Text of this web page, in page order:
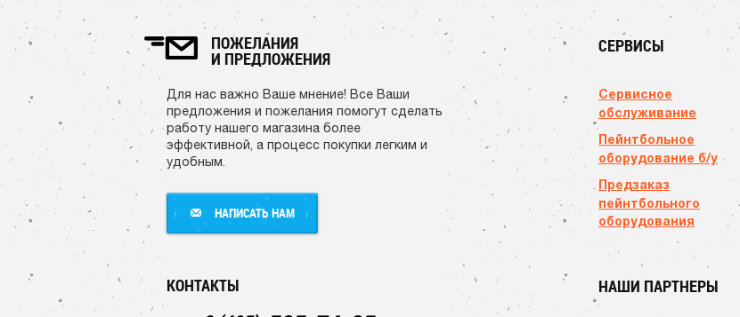
СЕРВИСЫ
Сервисное
обслуживание
Пейнтбольное
оборудование б/у
Предзаказ
пейнтбольного
оборудования
ПОЖЕЛАНИЯ
И ПРЕДЛОЖЕНИЯ
Для нас важно Ваше мнение! Все Ваши
предложения и пожелания помогут сделать
работу нашего магазина более
эффективной, а процесс покупки легким и
удобным.
НАПИСАТЬ НАМ
НАШИ ПАРТНЕРЫ
КОНТАКТЫ